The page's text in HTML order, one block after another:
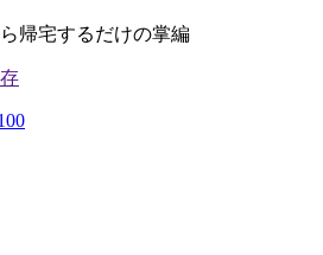
帰宅するだけの掌編